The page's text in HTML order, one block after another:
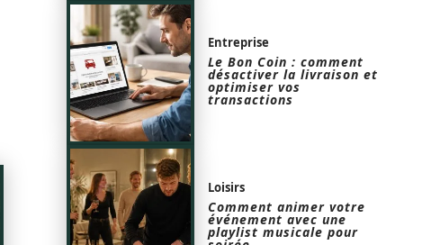
Entreprise
Le Bon Coin : comment
désactiver la livraison et
optimiser vos
transactions
Loisirs
Comment animer votre
événement avec une
playlist musicale pour